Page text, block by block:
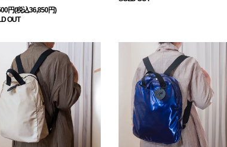
円(税込36,850円)
OUT